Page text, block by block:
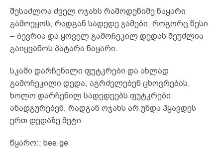
შესაძლოა ძველ ოჯახს რამოდენიმე ნაყარი
გამოეყოს, რადგან სადედე ჯამები, როგორც წესი
– ბევრია და ყოველ გამოჩეკილ დედას შეუძლია
გაიყვანოს პატარა ნაყარი.
სკაში დარჩენილი ფუტკრები და ახლად
გამოჩეკილი დედა, აგრძელებენ ცხოვრებას,
ხოლო დარჩენილ სადედეებს ფუტკრები
ანადგურებენ, რადგან ოჯახს არ უნდა ჰყავდეს
ერთ დედაზე მეტი.
წყარო:: bee.ge